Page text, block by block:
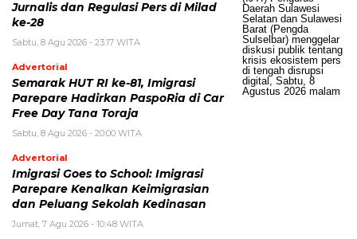
Jurnalis dan Regulasi Pers di Milad
ke-28
Sabtu, 8 Agu 2026 - 23:17 WITA
Advertorial
Semarak HUT RI ke-81, Imigrasi
Parepare Hadirkan PaspoRia di Car
Free Day Tana Toraja
Sabtu, 8 Agu 2026 - 20:00 WITA
Advertorial
Imigrasi Goes to School: Imigrasi
Parepare Kenalkan Keimigrasian
dan Peluang Sekolah Kedinasan
Jumat, 7 Agu 2026 - 10:48 WITA